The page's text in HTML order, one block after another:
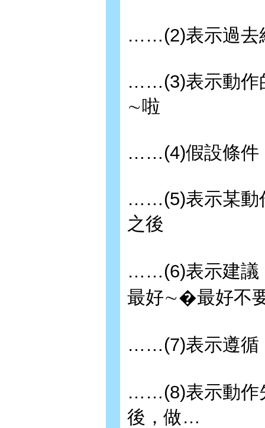
……(2)表示過去
……(3)表示動作
∼啦
……(4)假設條件
……(5)表示某動
之後
……(6)表示建議
最好∼�最好不
……(7)表示遵循
……(8)表示動作
後，做…